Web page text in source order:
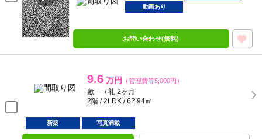
動画あり
お問い合わせ(無料)
9.6 万円 （管理費等5,000円）
敷 － / 礼 2ヶ月
2階 / 2LDK / 62.94㎡
新築 写真満載